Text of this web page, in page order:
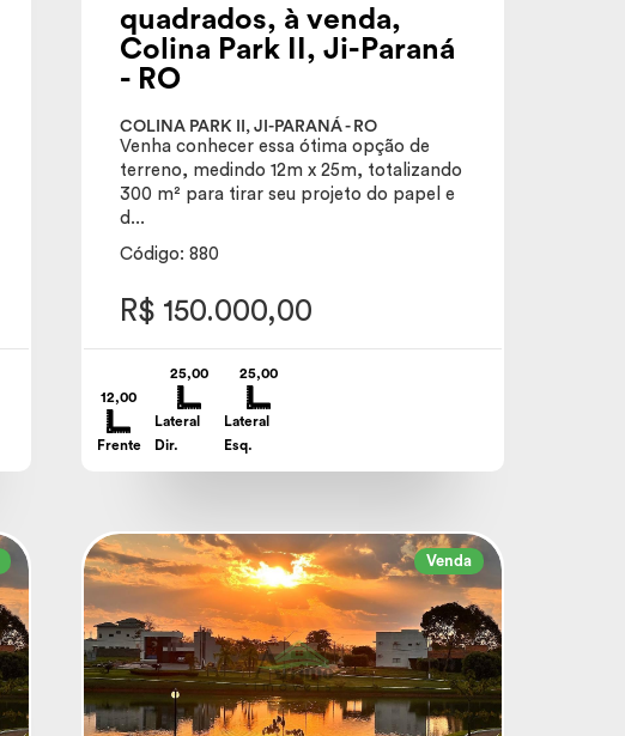
quadrados, à venda,
Colina Park II, Ji-Paraná
- RO
COLINA PARK II, JI-PARANÁ - RO
Venha conhecer essa ótima opção de
terreno, medindo 12m x 25m, totalizando
300 m² para tirar seu projeto do papel e
d...
Código: 880
R$ 150.000,00
12,00
Frente
25,00
Lateral
Dir.
25,00
Lateral
Esq.
Venda